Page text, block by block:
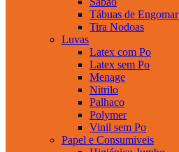
Tábuas de Engomar
Tira Nodoas
Luvas
Latex com Po
Latex sem Po
Menage
Nitrilo
Palhaco
Polymer
Vinil sem Po
Papel e Consumiveis